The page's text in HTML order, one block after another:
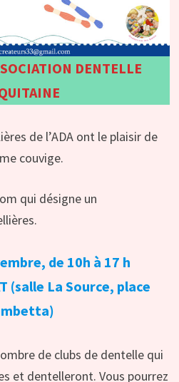
DENTELLE
de l’ADA ont le plaisir de
couvige.
qui désigne un
de 10h à 17 h
(salle La Source, place
de clubs de dentelle qui
et dentelleront. Vous pourrez